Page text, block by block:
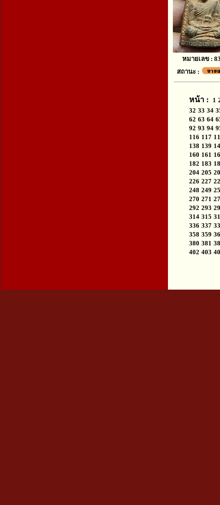
หมายเลข :
สถานะ :
หน้า : 1
32 33 34
62 63 64
92 93 94
116 117
138 139
160 161
182 183
204 205
226 227
248 249
270 271
292 293
314 315
336 337
358 359
380 381
402 403